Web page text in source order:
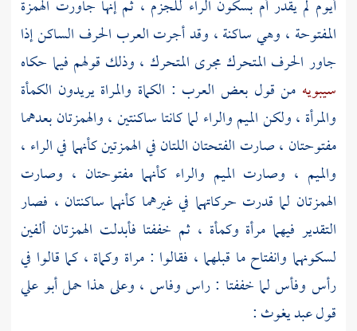
أيوم لم يقدر أم بسكون الراء للجزم ، ثم إنها جاورت الهمزة
المفتوحة ، وهي ساكنة ، وقد أجرت العرب الحرف الساكن إذا
جاور الحرف المتحرك مجرى المتحرك ، وذلك قولهم فيما حكاه
سيبويه من قول بعض العرب : الكماة والمراة يريدون الكمأة
والمرأة ، ولكن الميم والراء لما كانتا ساكنتين ، والهمزتان بعدهما
مفتوحتان ، صارت الفتحتان اللتان في الهمزتين كأنهما في الراء ،
والميم ، وصارت الميم والراء كأنهما مفتوحتان ، وصارت
الهمزتان لما قدرت حركاتهما في غيرهما كأنهما ساكنتان ، فصار
التقدير فيهما مرأة وكمأة ، ثم خففتا فأبدلت الهمزتان ألفين
لسكونهما وانفتاح ما قبلهما ، فقالوا : مراة وكماة ، كما قالوا في
رأس وفأس لما خففتا : راس وفاس ، وعلى هذا حملأبو علي
قولعبد يغوث: